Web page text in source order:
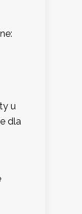
u
dla